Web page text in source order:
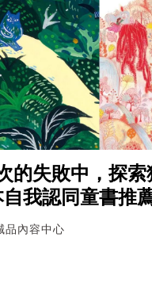
的失敗中，探
我認同童書推
品內容中心